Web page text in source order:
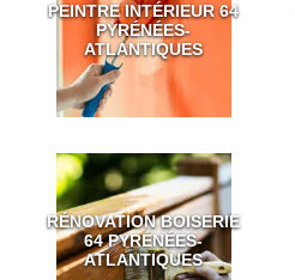
PEINTRE INTÉRIEUR 64
PYRÉNÉES-
ATLANTIQUES
RÉNOVATION BOISERIE
64 PYRÉNÉES-
ATLANTIQUES